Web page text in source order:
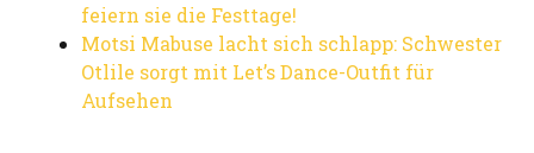
feiern sie die Festtage!
Motsi Mabuse lacht sich schlapp: Schwester
Otlile sorgt mit Let’s Dance-Outfit für
Aufsehen